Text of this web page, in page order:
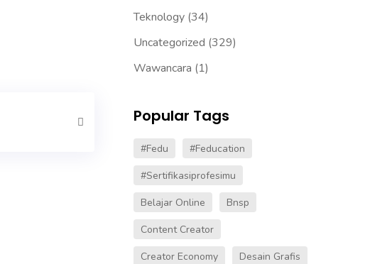
Teknology(34)
Uncategorized (329)
Wawancara (1)
Popular Tags
#fedu
#Feducation
#sertifikasiprofesimu
Belajar Online
Bnsp
Content Creator
Creator Economy
Desain Grafis